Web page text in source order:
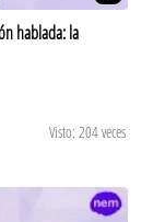
hablada: la
Visto: 204 veces